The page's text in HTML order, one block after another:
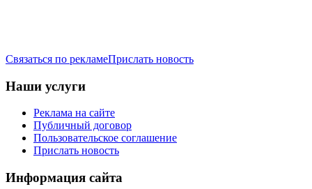
Связаться по рекламеПрислать новость
Наши услуги
Реклама на сайте
Публичный договор
Пользовательское соглашение
Прислать новость
Информация сайта